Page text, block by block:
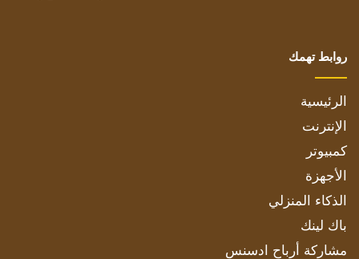
روابط تهمك
الرئيسية
الإنترنت
كمبيوتر
الأجهزة
الذكاء المنزلي
باك لينك
مشاركة أرباح ادسنس